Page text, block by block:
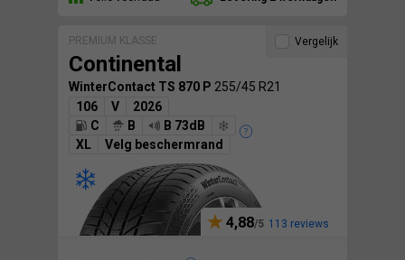
PREMIUM KLASSE
Continental
WinterContact TS 870 P 255/45 R21
106
V
2026
C
B
B 73dB
XL
Velg beschermrand
4,88 113 reviews
Vergelijk